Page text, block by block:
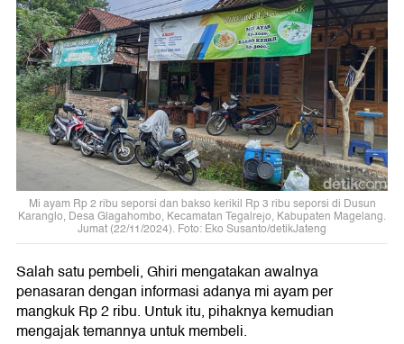
Mi ayam Rp 2 ribu seporsi dan bakso kerikil Rp 3 ribu seporsi di Dusun
Karanglo, Desa Glagahombo, Kecamatan Tegalrejo, Kabupaten Magelang.
Jumat (22/11/2024). Foto: Eko Susanto/detikJateng
Salah satu pembeli, Ghiri mengatakan awalnya
penasaran dengan informasi adanya mi ayam per
mangkuk Rp 2 ribu. Untuk itu, pihaknya kemudian
mengajak temannya untuk membeli.